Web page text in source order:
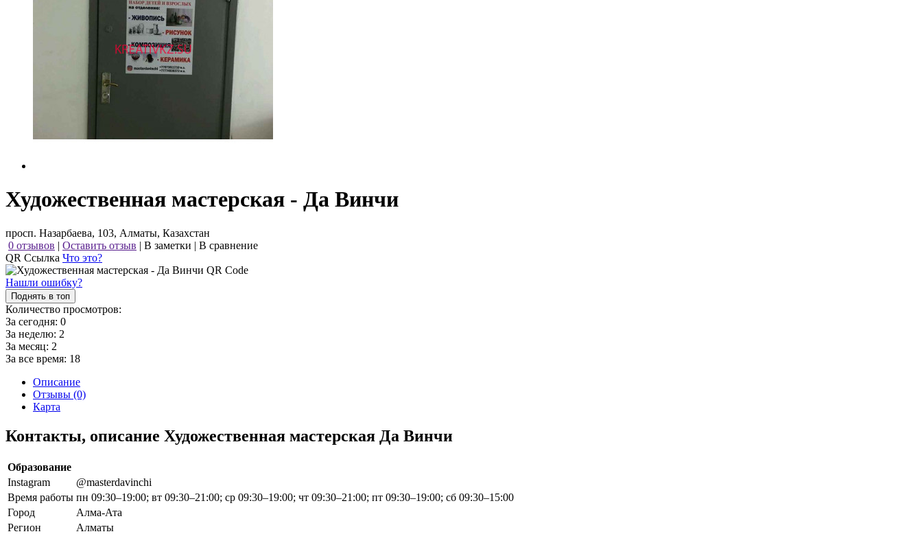
Художественная мастерская - Да Винчи
просп. Назарбаева, 103, Алматы, Казахстан
0 отзывов | Оставить отзыв | В заметки | В сравнение
QR Ссылка Что это?
Нашли ошибку?
Поднять в топ
Количество просмотров:
За сегодня: 0
За неделю: 2
За месяц: 2
За все время: 18
Описание
Отзывы (0)
Карта
Контакты, описание Художественная мастерская Да Винчи
Образование
Instagram
@masterdavinchi
Время работы пн 09:30–19:00; вт 09:30–21:00; ср 09:30–19:00; чт 09:30–21:00; пт 09:30–19:00; сб 09:30–15:00
Город
Алма-Ата
Регион
Алматы